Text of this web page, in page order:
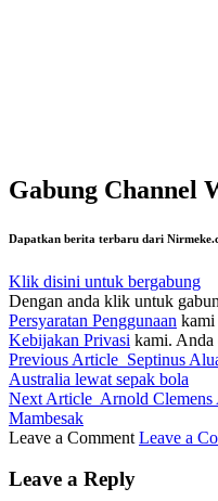
Gabung Channel
Dapatkan berita terbaru dari
Klik disini untuk bergabung
Dengan anda klik untuk
Persyaratan Penggunaan kami
Kebijakan Privasi kami. Anda
Previous Article Septinus
Australia lewat sepak bola
Next Article Arnold Clemens
Mambesak
Leave a Comment Leave a
Leave a Reply